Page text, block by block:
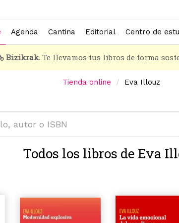
Agenda Cantina Editorial Centro de
Bizikrak.Te llevamos tus libros de forma
Tienda online Eva Illouz
Todos los libros de Eva